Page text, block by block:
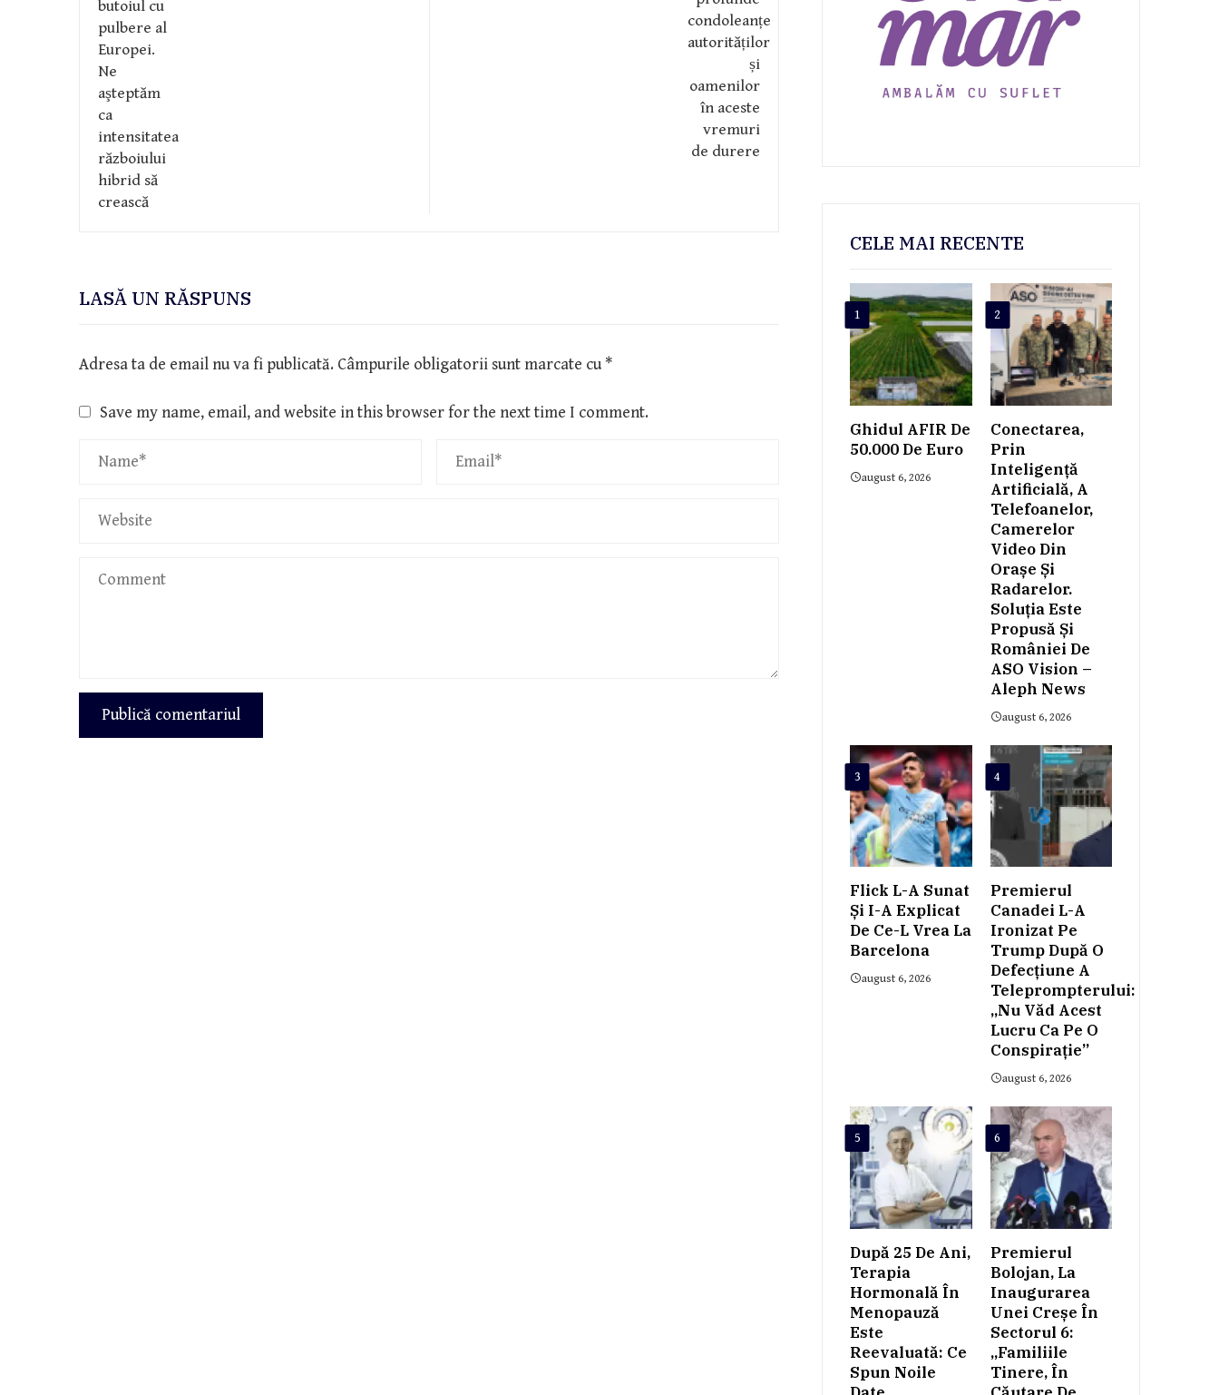
LASĂ UN RĂSPUNS
Adresa ta de email nu va fi publicată. Câmpurile obligatorii sunt marcate cu*
Save my name, email, and website in this browser for the next time I comment.
CELE MAI RECENTE
1
Ghidul AFIR De
50.000 De Euro
august 6, 2026
2
Conectarea,
Prin
Inteligență
Artificială, A
Telefoanelor,
Camerelor
Video Din
Orașe Și
Radarelor.
Soluția Este
Propusă Și
României De
ASO Vision –
Aleph News
august 6, 2026
3
Flick L-A Sunat
Și I-A Explicat
De Ce-L Vrea La
Barcelona
august 6, 2026
4
Premierul
Canadei L-A
Ironizat Pe
Trump După O
Defecțiune A
Teleprompterului:
„Nu Văd Acest
Lucru Ca Pe O
Conspiraţie”
august 6, 2026
5
După 25 De Ani,
Terapia
Hormonală În
Menopauză
Este
Reevaluată: Ce
Spun Noile
6
Premierul
Bolojan, La
Inaugurarea
Unei Creșe În
Sectorul 6:
„Familiile
Tinere, În